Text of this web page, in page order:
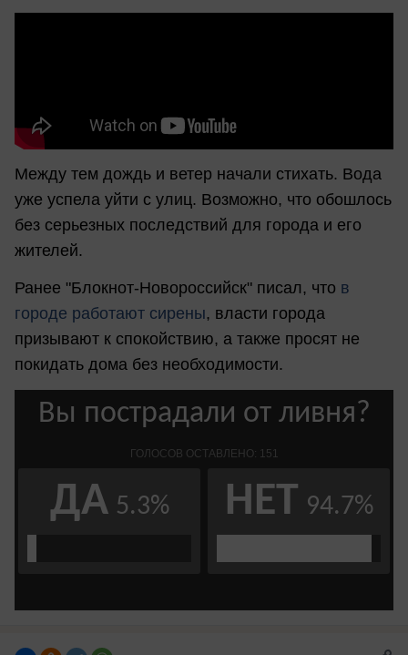
Между тем дождь и ветер начали стихать. Вода
уже успела уйти с улиц. Возможно, что обошлось
без серьезных последствий для города и его
жителей.
Ранее "Блокнот-Новороссийск" писал, что в
городе работают сирены, власти города
призывают к спокойствию, а также просят не
покидать дома без необходимости.